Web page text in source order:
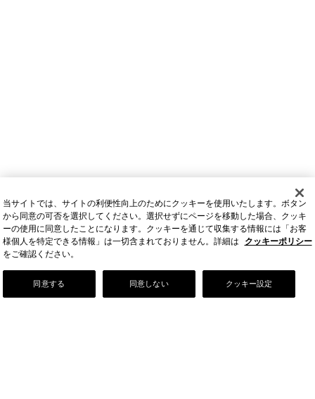
Our Story
当サイトでは、サイトの利便性向上のためにクッキーを使用いたします。ボタン
から同意の可否を選択してください。選択せずにページを移動した場合、クッキ
ーの使用に同意したことになります。クッキーを通じて収集する情報には「お客
様個人を特定できる情報」は一切含まれておりません。詳細は
クッキーポリシー
をご確認ください。
クッキー設定
同意しない
同意する